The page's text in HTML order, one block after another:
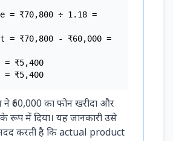
= ₹70,800 ÷ 1.18 =
= ₹70,800 - ₹60,000 =
= ₹5,400
= ₹5,400
ने ₹60,000 का फोन खरीदा और
रूप में दिया। यह जानकारी उसे
करती है कि actual product